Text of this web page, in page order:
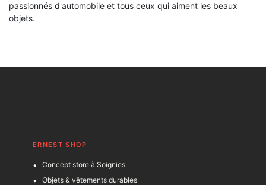
passionnés d'automobile et tous ceux qui aiment les beaux
objets.
ERNEST SHOP
Concept store à Soignies
Objets & vêtements durables